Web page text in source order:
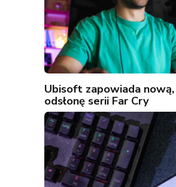
Ubisoft zapowiada
odsłonę serii Far Cry